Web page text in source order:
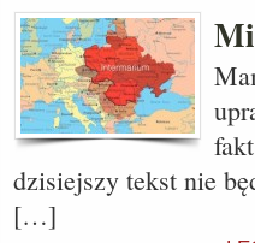
dzisiejszy tekst nie
[…]